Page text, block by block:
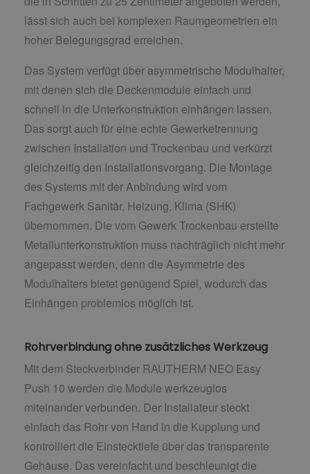
lässt sich auch bei komplexen Raumgeometrien ein
hoher Belegungsgrad erreichen.
Das System verfügt über asymmetrische Modulhalter,
mit denen sich die Deckenmodule einfach und
schnell in die Unterkonstruktion einhängen lassen.
Das sorgt auch für eine echte Gewerketrennung
zwischen Installation und Trockenbau und verkürzt
gleichzeitig den Installationsvorgang. Die Montage
des Systems mit der Anbindung wird vom
Fachgewerk Sanitär, Heizung, Klima (SHK)
übernommen. Die vom Gewerk Trockenbau erstellte
Metallunterkonstruktion muss nachträglich nicht mehr
angepasst werden, denn die Asymmetrie des
Modulhalters bietet genügend Spiel, wodurch das
Einhängen problemlos möglich ist.
Rohrverbindung ohne zusätzliches Werkzeug
Mit dem Steckverbinder RAUTHERM NEO Easy
Push 10 werden die Module werkzeuglos
miteinander verbunden. Der Installateur steckt
einfach das Rohr von Hand in die Kupplung und
kontrolliert die Einstecktiefe über das transparente
Gehäuse. Das vereinfacht und beschleunigt die